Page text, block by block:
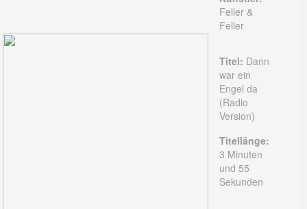
Feller &
Feller
Titel: Dann
war ein
Engel da
(Radio
Version)
Titellänge:
3 Minuten
und 55
Sekunden